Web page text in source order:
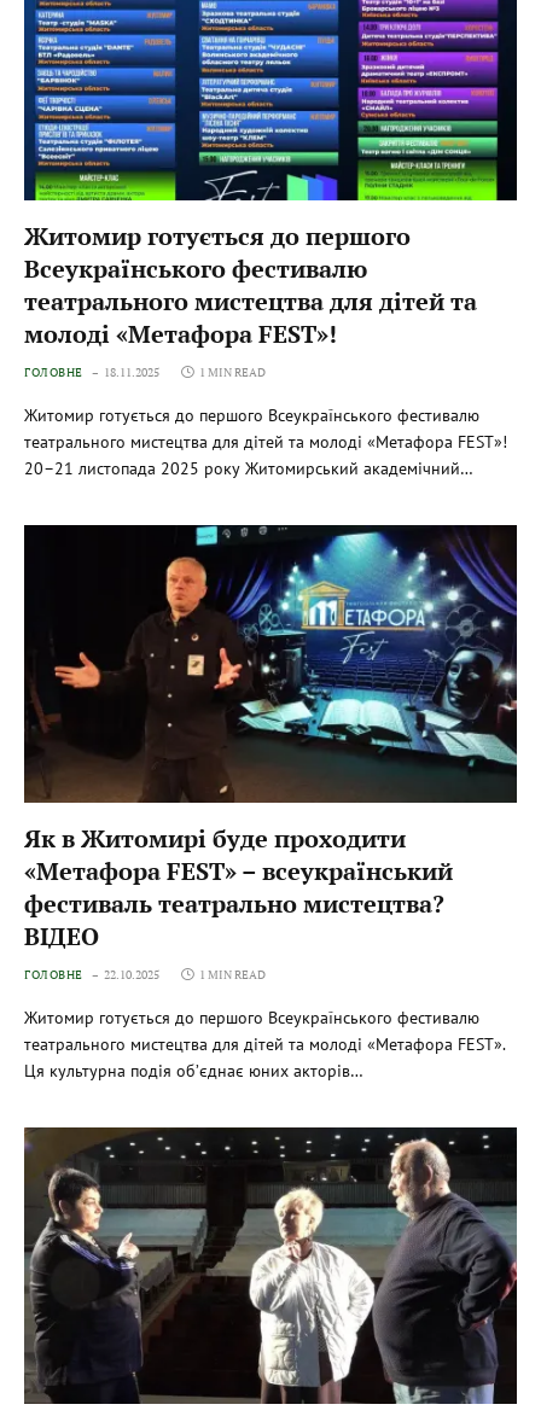
Житомир готується до першого
Всеукраїнського фестивалю
театрального мистецтва для дітей та
молоді «Метафора FEST»!
ГОЛОВНЕ 18.11.2025 1 MIN READ
Житомир готується до першого Всеукраїнського фестивалю
театрального мистецтва для дітей та молоді «Метафора FEST»!
20–21 листопада 2025 року Житомирський академічний…
Як в Житомирі буде проходити
«Метафора FEST» – всеукраїнський
фестиваль театрально мистецтва?
ВІДЕО
ГОЛОВНЕ 22.10.2025 1 MIN READ
Житомир готується до першого Всеукраїнського фестивалю
театрального мистецтва для дітей та молоді «Метафора FEST».
Ця культурна подія об’єднає юних акторів…